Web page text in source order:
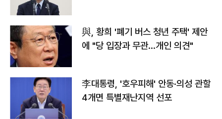
與, 황희 '폐기 버스 청년 주택' 제안
에 "당 입장과 무관…개인 의견"
李대통령, '호우피해' 안동·의성 관할
4개면 특별재난지역 선포